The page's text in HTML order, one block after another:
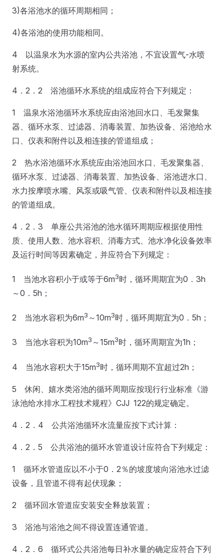
3)各浴池水的循环周期相同；
4)各浴池的使用功能相同。
4 以温泉水为水源的室内公共浴池，不宜设置气-水喷
射系统。
4．2．2 浴池循环水系统的组成应符合下列规定：
1 温泉水浴池循环水系统应由浴池回水口、毛发聚集
器、循环水泵、过滤器、消毒装置、加热设备、浴池给水
口、仪表和附件以及相连接的管道组成；
2 热水浴池循环水系统应由浴池回水口、毛发聚集器、
循环水泵、过滤器、消毒装置、加热设备、浴池进水口、
水力按摩喷水嘴、风泵或吸气管、仪表和附件以及相连接
的管道组成。
4．2．3 单座公共浴池的池水循环周期应根据使用性
质、使用人数、池水容积、消毒方式、池水净化设备效率
及运行时间等因素确定，并应符合下列规定：
1 当池水容积小于或等于6m3时，循环周期宜为0．3h
～0．5h；
2 当池水容积为6m3 ～10m3时，循环周期宜为0．5h；
3 当池水容积为10m3 ～15m3时，循环周期宜为1h；
4 当池水容积大于15m3时，循环周期不宜超过2h；
5 休闲、嬉水类浴池的循环周期应按现行行业标准《游
泳池给水排水工程技术规程》CJJ 122的规定确定。
4．2．4 公共浴池循环水流量应按下式计算：
4．2．5 公共浴池的循环水管道设计应符合下列规定：
1 循环水管道应以不小于0．2％的坡度坡向浴池水过滤
设备，且管道不得有起伏现象；
2 循环回水管道应安装安全释放装置；
3 浴池与浴池之间不得设置连通管道。
4．2．6 循环式公共浴池每日补水量的确定应符合下列